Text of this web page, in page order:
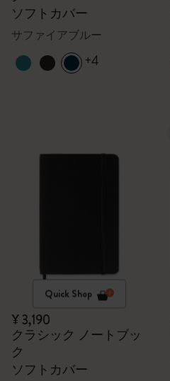
ソフトカバー
サファイアブルー
+4
Quick Shop
¥ 3,190
クラシック ノートブッ
ク
ソフトカバー